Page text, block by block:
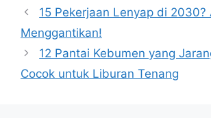
15 Pekerjaan Lenyap di 2030?
Menggantikan!
12 Pantai Kebumen yang
Cocok untuk Liburan Tenang